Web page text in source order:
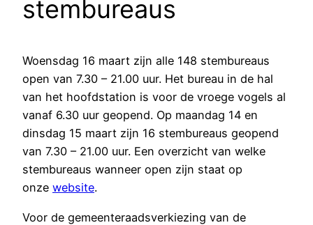
stembureaus
Woensdag 16 maart zijn alle 148 stembureaus
open van 7.30 – 21.00 uur. Het bureau in de hal
van het hoofdstation is voor de vroege vogels al
vanaf 6.30 uur geopend. Op maandag 14 en
dinsdag 15 maart zijn 16 stembureaus geopend
van 7.30 – 21.00 uur. Een overzicht van welke
stembureaus wanneer open zijn staat op
onze website.
Voor de gemeenteraadsverkiezing van de